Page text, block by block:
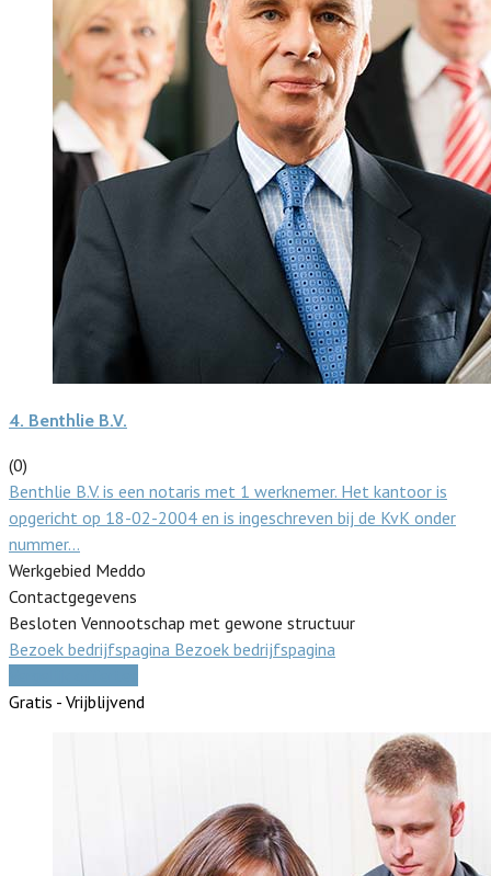
4. Benthlie B.V.
(0)
Benthlie B.V. is een notaris met 1 werknemer. Het kantoor is
opgericht op 18-02-2004 en is ingeschreven bij de KvK onder
nummer…
Werkgebied Meddo
Contactgegevens
Besloten Vennootschap met gewone structuur
Bezoek bedrijfspagina Bezoek bedrijfspagina
Gratis - Vrijblijvend